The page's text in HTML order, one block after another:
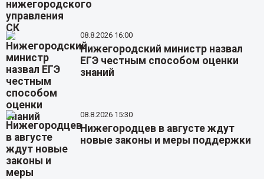
08.8.2026 16:00
Нижегородский министр назвал
ЕГЭ честным способом оценки
знаний
08.8.2026 15:30
Нижегородцев в августе ждут
новые законы и меры поддержки